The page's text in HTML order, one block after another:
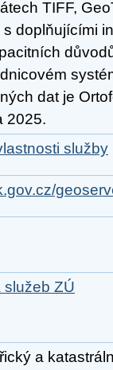
TIFF,
doplňujícími
dat je
2025.
služby
ZÚ
a